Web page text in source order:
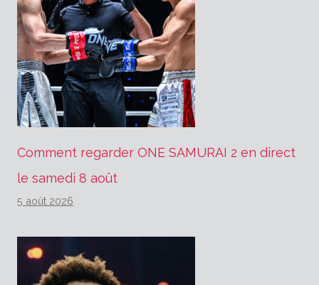
Comment regarder ONE SAMURAI 2 en direct
le samedi 8 août
5 août 2026